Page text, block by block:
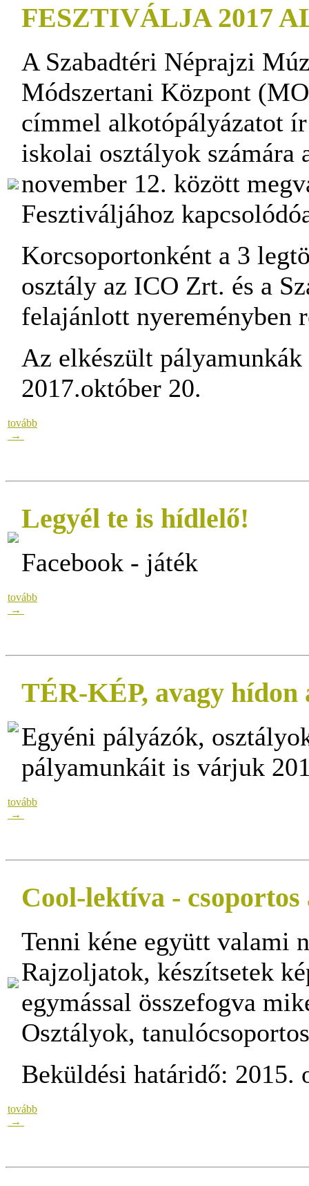
FESZTIVÁLJA 2017
A Szabadtéri Néprajzi
Módszertani Központ
címmel alkotópályázatot
iskolai osztályok számára
november 12. között
Fesztiváljához
Korcsoportonként a 3
osztály az ICO Zrt. és a
felajánlott nyereményben
Az elkészült
2017.október 20.
tovább
→
Legyél te is hídlelő!
Facebook - játék
tovább
→
TÉR-KÉP, avagy
Egyéni pályázók,
pályamunkáit is várjuk
tovább
→
Cool-lektíva -
Tenni kéne együtt valami
Rajzoljatok, készítsetek
egymással összefogva
Osztályok,
Beküldési határidő: 2015.
tovább
→